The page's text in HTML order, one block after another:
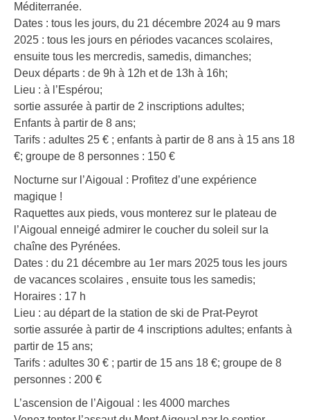
Méditerranée.
Dates : tous les jours, du 21 décembre 2024 au 9 mars
2025 : tous les jours en périodes vacances scolaires,
ensuite tous les mercredis, samedis, dimanches;
Deux départs : de 9h à 12h et de 13h à 16h;
Lieu : à l’Espérou;
sortie assurée à partir de 2 inscriptions adultes;
Enfants à partir de 8 ans;
Tarifs : adultes 25 € ; enfants à partir de 8 ans à 15 ans 18
€; groupe de 8 personnes : 150 €
Nocturne sur l’Aigoual : Profitez d’une expérience
magique !
Raquettes aux pieds, vous monterez sur le plateau de
l’Aigoual enneigé admirer le coucher du soleil sur la
chaîne des Pyrénées.
Dates : du 21 décembre au 1er mars 2025 tous les jours
de vacances scolaires , ensuite tous les samedis;
Horaires : 17 h
Lieu : au départ de la station de ski de Prat-Peyrot
sortie assurée à partir de 4 inscriptions adultes; enfants à
partir de 15 ans;
​Tarifs : adultes 30 € ; partir de 15 ans 18 €; groupe de 8
personnes : 200 €
L’ascension de l’Aigoual : les 4000 marches